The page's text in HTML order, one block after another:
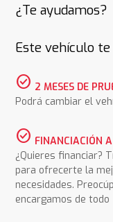
¿Te ayudamos?
Este vehículo te
check_circle 2 MESES DE
Podrá cambiar el
check_circle FINANCIACIÓN
¿Quieres financiar?
para ofrecerte la
necesidades.
encargamos de todo